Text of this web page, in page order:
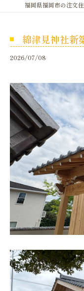
綿津見神社新
2026/07/08